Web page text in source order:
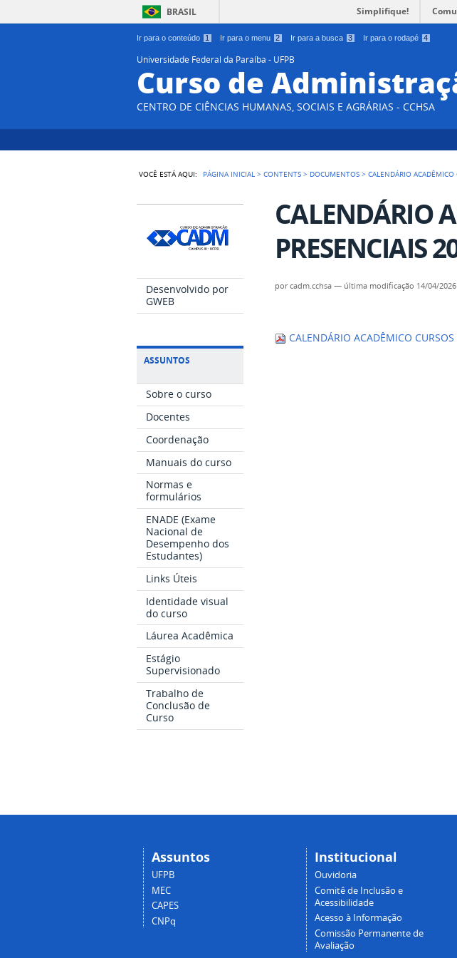
Ir para o conteúdo 1 Ir para o menu 2 Ir para a busca 3 Ir para o rodapé 4
BRASIL Simplifique!
Universidade Federal da Paraíba - UFPB
Curso de
CENTRO DE CIÊNCIAS HUMANAS, SOCIAIS E AGRÁRIAS - CCHSA
VOCÊ ESTÁ AQUI: PÁGINA INICIAL >CONTENTS > DOCUMENTOS >CALENDÁRIO
Desenvolvido por
GWEB
ASSUNTOS
Sobre o curso
Docentes
Coordenação
Manuais do curso
Normas e
formulários
ENADE (Exame
Nacional de
Desempenho dos
Estudantes)
Links Úteis
Identidade visual
do curso
Láurea Acadêmica
Estágio
Supervisionado
Trabalho de
Conclusão de
Curso
CALENDÁRIO
PRESENCIAIS
porcadm.cchsa — última modificação 14/04/
CALENDÁRIO ACADÊMICO
Assuntos
UFPB
MEC
CAPES
CNPq
Institucional
Ouvidoria
Comitê de Inclusão e
Acessibilidade
Acesso à Informação
Comissão Permanente de
Avaliação